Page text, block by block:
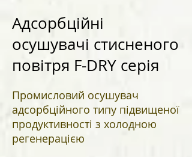
Адсорбційні
осушувачі стисненого
повітря F-DRY серія
Промисловий осушувач
адсорбційного типу підвищеної
продуктивності з холодною
регенерацією